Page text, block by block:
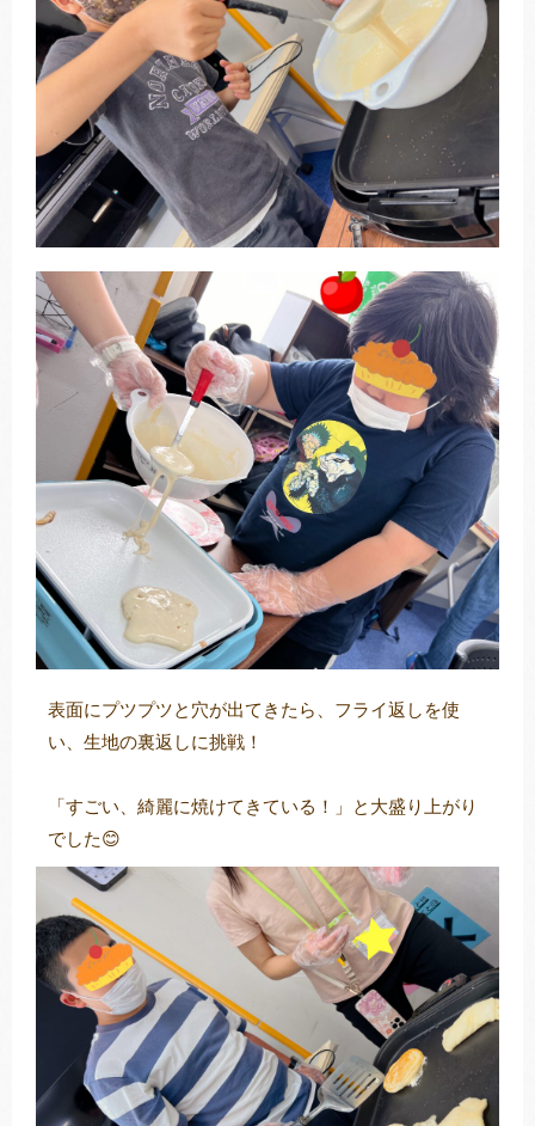
表面にプツプツと穴が出てきたら、フライ返しを使
い、生地の裏返しに挑戦！
「すごい、綺麗に焼けてきている！」と大盛り上がり
でした😊